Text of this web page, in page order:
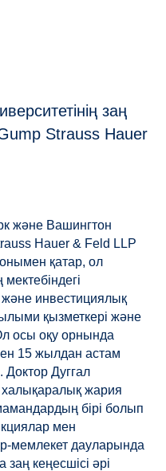
заң
Strauss Hauer
және Вашингтон
Hauer & Feld LLP
қатар, ол
инвестициялық
қызметкері және
осы оқу орнында
15 жылдан астам
Доктор Дуггал
жария
бірі болып
мен
мемлекет дауларында
кеңесшісі әрі